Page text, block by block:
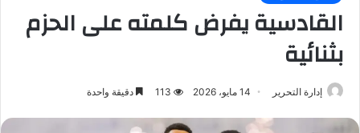
القادسية يفرض كلمته على الحزم
بثنائية
إدارة التحرير 14 مايو، 2026 113 دقيقة واحدة